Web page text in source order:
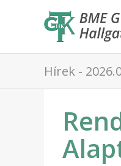
Hírek -